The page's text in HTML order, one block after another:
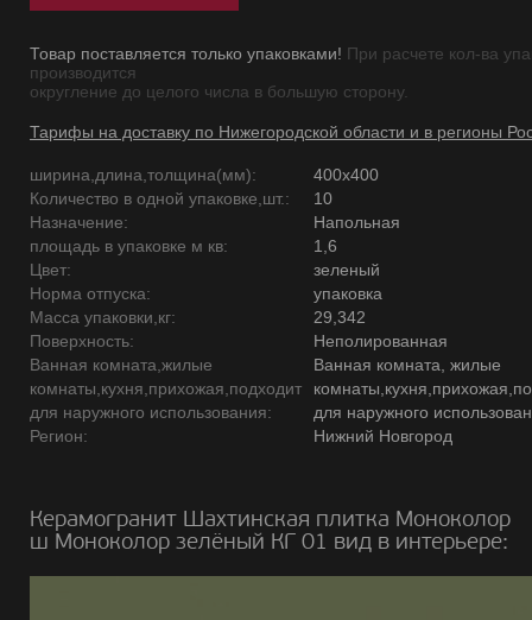
Товар поставляется только упаковками! При расчете кол-ва
производится
округление до целого числа в большую сторону.
Тарифы на доставку по Нижегородской области и в регионы
ширина,длина,толщина(мм):
400х400
Количество в одной упаковке,шт.:
10
Назначение:
Напольная
площадь в упаковке м кв:
1,6
Цвет:
зеленый
Норма отпуска:
упаковка
Масса упаковки,кг:
29,342
Поверхность:
Неполированная
Ванная комната,жилые
комнаты,кухня,прихожая,подходит
для наружного использования:
Ванная комната, жилые
для наружного
Регион:
Нижний Новгород
Керамогранит Шахтинская плитка Моноколор
ш Моноколор зелёный КГ 01 вид в интерьере: